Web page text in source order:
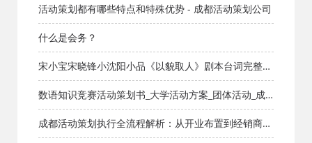
库_知识库_成都活动公司网_策划网_方案网_文案网_文
档网
活动策划都有哪些特点和特殊优势 - 成都活动策划公司
什么是会务？
宋小宝宋晓锋小沈阳小品《以貌取人》剧本台词完整版
_小品剧本库_知识库_成都活动公司网_策划网_方案网_
文案网_文档网
数语知识竞赛活动策划书_大学活动方案_团体活动_成
都活动公司网_策划网_方案网_文案网_文档网
成都活动策划执行全流程解析：从开业布置到经销商大